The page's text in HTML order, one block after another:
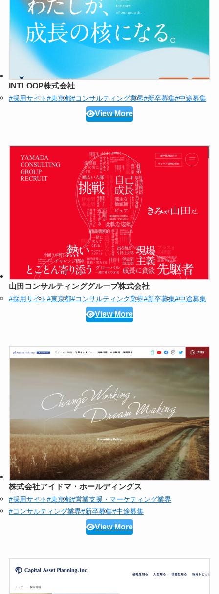
INTLOOP株式会社
#採用サイト#東京都#コンサルティング業界#新卒募集#中途募集
View More
山田コンサルティンググループ株式会社
#採用サイト#東京都#コンサルティング業界#新卒募集#中途募集
View More
株式会社アイドマ・ホールディングス
#採用サイト#東京都#営業支援・マーケティング業界
#コンサルティング業界#新卒募集#中途募集
View More